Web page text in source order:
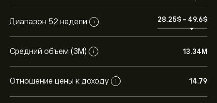
Диапазон 52 недели i 28.25‎$‎ - 49.6‎$‎
Средний объем (3М) i 13.34M
Отношение цены к доходу i 14.79